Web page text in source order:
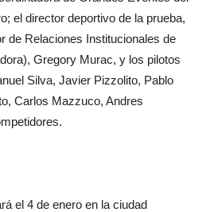
el director deportivo de la prueba,
de Relaciones Institucionales de
Gregory Murac, y los pilotos
Silva, Javier Pizzolito, Pablo
Carlos Mazzuco, Andres
el 4 de enero en la ciudad